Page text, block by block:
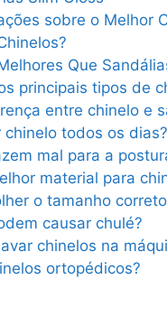
sobre o Melhor
Que
principais tipos de
entre chinelo e
chinelo todos os dias?
mal para a
material para
o tamanho
causar chulé?
chinelos na
ortopédicos?